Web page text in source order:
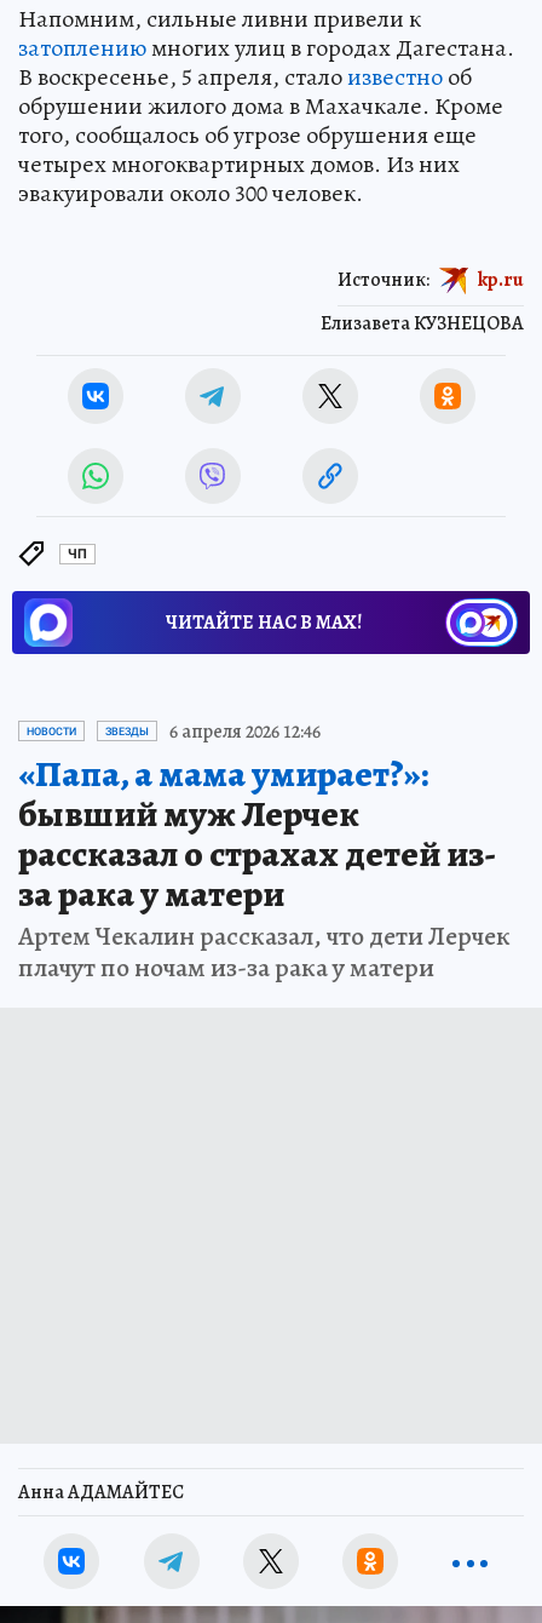
Напомним, сильные ливни привели к
затоплениюмногих улиц в городах Дагестана.
В воскресенье, 5 апреля, сталоизвестнооб
обрушении жилого дома в Махачкале. Кроме
того, сообщалось об угрозе обрушения еще
четырех многоквартирных домов. Из них
эвакуировали около 300 человек.
Елизавета КУЗНЕЦОВА
Источник: kp.ru
ЧП
ЧИТАЙТЕ НАС В МАХ!
НОВОСТИ ЗВЕЗДЫ 6 апреля 2026 12:46
«Папа, а мама умирает?»:
бывший муж Лерчек
рассказал о страхах детей из-
за рака у матери
Артем Чекалин рассказал, что дети Лерчек
плачут по ночам из-за рака у матери
Анна АДАМАЙТЕС